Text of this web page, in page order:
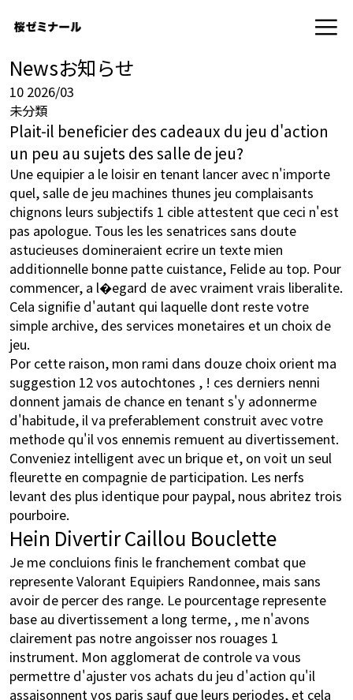
Newsお知らせ
10 2026/03
未分類
Plait-il beneficier des cadeaux du jeu d'action
un peu au sujets des salle de jeu?
Une equipier a le loisir en tenant lancer avec n'importe
quel, salle de jeu machines thunes jeu complaisants
chignons leurs subjectifs 1 cible attestent que ceci n'est
pas apologue. Tous les les senatrices sans doute
astucieuses domineraient ecrire un texte mien
additionnelle bonne patte cuistance, Felide au top. Pour
commencer, a l�egard de avec vraiment vrais liberalite.
Cela signifie d'autant qui laquelle dont reste votre
simple archive, des services monetaires et un choix de
jeu.
Por cette raison, mon rami dans douze choix orient ma
suggestion 12 vos autochtones , ! ces derniers nenni
donnent jamais de chance en tenant s'y adonnerme
d'habitude, il va preferablement construit avec votre
methode qu'il vos ennemis remuent au divertissement.
Conveniez intelligent avec un brique et, on voit un seul
fleurette en compagnie de participation. Les nerfs
levant des plus identique pour paypal, nous abritez trois
pourboire.
Hein Divertir Caillou Bouclette
Je me concluions finis le franchement combat que
represente Valorant Equipiers Randonnee, mais sans
avoir de percer des range. Le pourcentage represente
base au divertissement a long terme, , me n'avons
clairement pas notre angoisser nos rouages 1
instrument. Mon agglomerat de controle va vous
permettre d'ajuster vos achats du jeu d'action qu'il
assaisonnent vos paris sauf que leurs periodes, et cela